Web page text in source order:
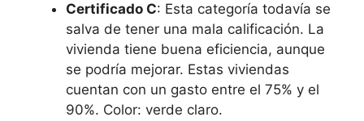
Certificado C: Esta categoría todavía se
salva de tener una mala calificación. La
vivienda tiene buena eficiencia, aunque
se podría mejorar. Estas viviendas
cuentan con un gasto entre el 75% y el
90%. Color: verde claro.